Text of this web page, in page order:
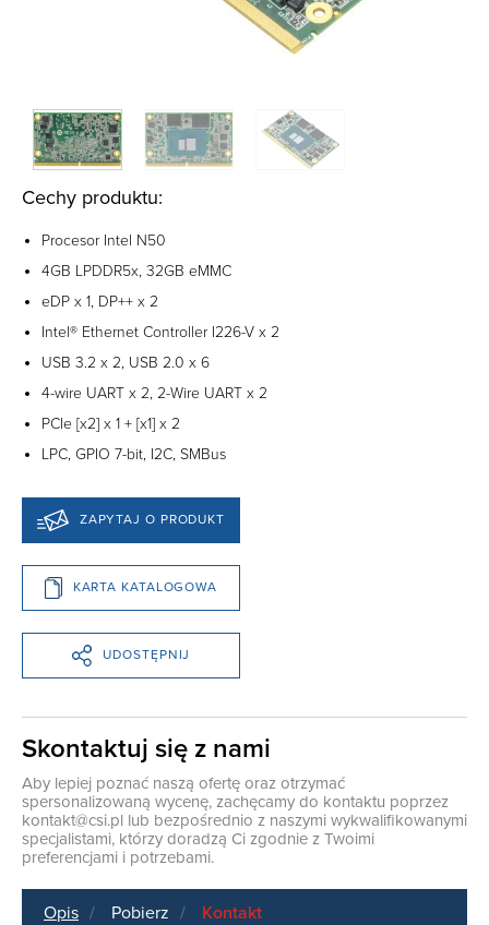
Cechy produktu:
Procesor Intel N50
4GB LPDDR5x, 32GB eMMC
eDP x 1, DP++ x 2
Intel® Ethernet Controller I226-V x 2
USB 3.2 x 2, USB 2.0 x 6
4-wire UART x 2, 2-Wire UART x 2
PCIe [x2] x 1 + [x1] x 2
LPC, GPIO 7-bit, I2C, SMBus
ZAPYTAJ O PRODUKT
KARTA KATALOGOWA
UDOSTĘPNIJ
Skontaktuj się z nami
Aby lepiej poznać naszą ofertę oraz otrzymać
spersonalizowaną wycenę, zachęcamy do kontaktu poprzez
kontakt@csi.pl lub bezpośrednio z naszymi wykwalifikowanymi
specjalistami, którzy doradzą Ci zgodnie z Twoimi
preferencjami i potrzebami.
Opis Pobierz Kontakt